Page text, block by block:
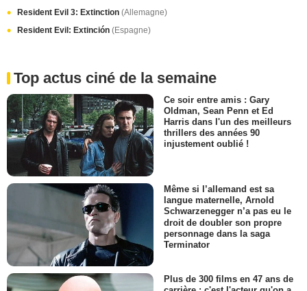
Resident Evil 3: Extinction (Allemagne)
Resident Evil: Extinción (Espagne)
Top actus ciné de la semaine
Ce soir entre amis : Gary
Oldman, Sean Penn et Ed
Harris dans l'un des meilleurs
thrillers des années 90
injustement oublié !
Même si l’allemand est sa
langue maternelle, Arnold
Schwarzenegger n’a pas eu le
droit de doubler son propre
personnage dans la saga
Terminator
Plus de 300 films en 47 ans de